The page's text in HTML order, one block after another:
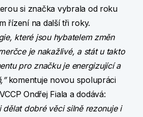
si značka vybrala od roku
řízení na další tři roky.
které jsou hybatelem změn
je nakažlivé, a stát u takto
pro značku je energizující a
komentuje novou spolupráci
Ondřej Fiala a dodává:
dělat dobré věci silně rezonuje i